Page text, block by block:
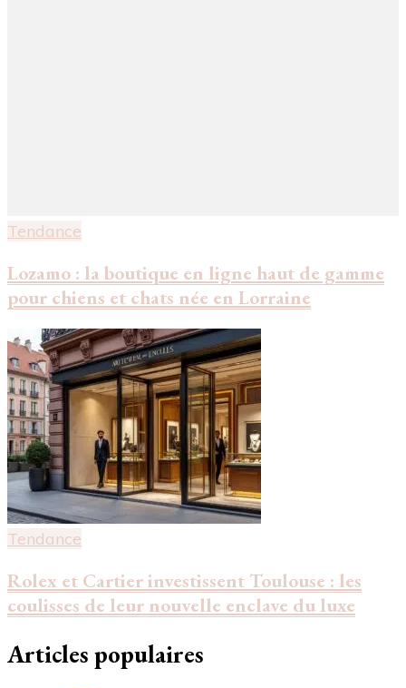
Tendance
Lozamo : la boutique en ligne haut de gamme
pour chiens et chats née en Lorraine
Tendance
Rolex et Cartier investissent Toulouse : les
coulisses de leur nouvelle enclave du luxe
Articles populaires